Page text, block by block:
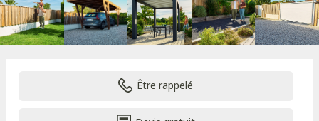
Être rappelé